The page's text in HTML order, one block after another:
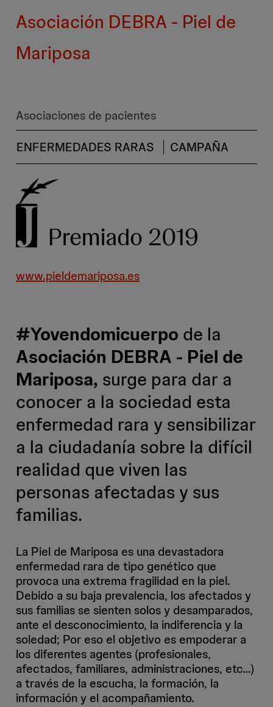
Asociación DEBRA - Piel de
Mariposa
Asociaciones de pacientes
ENFERMEDADES RARAS
CAMPAÑA
Premiado 2019
www.pieldemariposa.es
#Yovendomicuerpo de la
Asociación DEBRA - Piel de
Mariposa, surge para dar a
conocer a la sociedad esta
enfermedad rara y sensibilizar
a la ciudadanía sobre la difícil
realidad que viven las
personas afectadas y sus
familias.
La Piel de Mariposa es una devastadora
enfermedad rara de tipo genético que
provoca una extrema fragilidad en la piel.
Debido a su baja prevalencia, los afectados y
sus familias se sienten solos y desamparados,
ante el desconocimiento, la indiferencia y la
soledad; Por eso el objetivo es empoderar a
los diferentes agentes (profesionales,
afectados, familiares, administraciones, etc…)
a través de la escucha, la formación, la
información y el acompañamiento.